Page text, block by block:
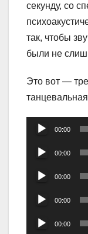
секунду, со
так, чтобы
были не
Это вот —
Аудиоплеер
00:00
Аудиоплеер
00:00
Аудиоплеер
00:00
Аудиоплеер
00:00
Аудиоплеер
00:00